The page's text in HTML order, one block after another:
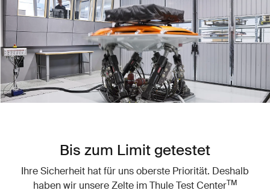
Bis zum Limit getestet
Ihre Sicherheit hat für uns oberste Priorität. Deshalb
haben wir unsere Zelte im Thule Test CenterTM